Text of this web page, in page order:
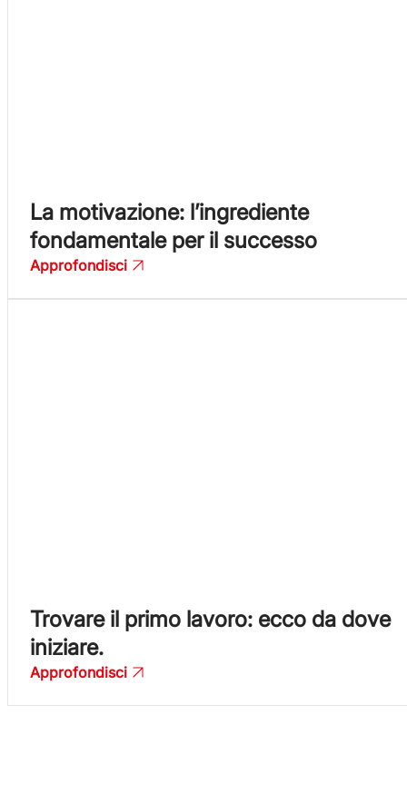
La motivazione: l’ingrediente
fondamentale per il successo
Approfondisci
Trovare il primo lavoro: ecco da dove
iniziare.
Approfondisci